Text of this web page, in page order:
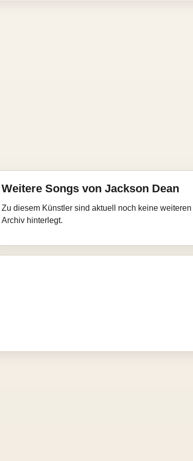
Weitere Songs von Jackson Dean
Zu diesem Künstler sind aktuell noch keine weiteren
Archiv hinterlegt.